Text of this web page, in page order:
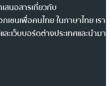
สนอสารเกี่ยวกับ
เชนเพื่อคนไทย ในภาษาไทย เรา
เว็บบอร์ดต่างประเทศและนำมา